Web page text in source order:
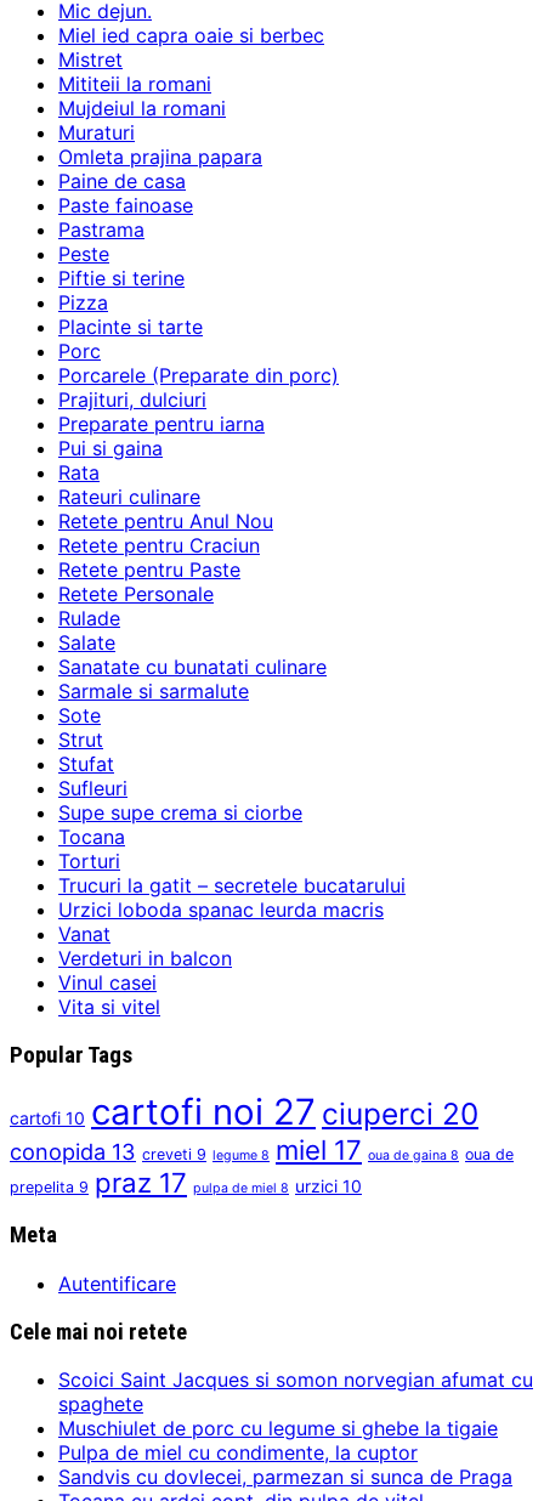
Mic dejun.
Miel ied capra oaie si berbec
Mistret
Mititeii la romani
Mujdeiul la romani
Muraturi
Omleta prajina papara
Paine de casa
Paste fainoase
Pastrama
Peste
Piftie si terine
Pizza
Placinte si tarte
Porc
Porcarele (Preparate din porc)
Prajituri, dulciuri
Preparate pentru iarna
Pui si gaina
Rata
Rateuri culinare
Retete pentru Anul Nou
Retete pentru Craciun
Retete pentru Paste
Retete Personale
Rulade
Salate
Sanatate cu bunatati culinare
Sarmale si sarmalute
Sote
Strut
Stufat
Sufleuri
Supe supe crema si ciorbe
Tocana
Torturi
Trucuri la gatit – secretele bucatarului
Urzici loboda spanac leurda macris
Vanat
Verdeturi in balcon
Vinul casei
Vita si vitel
Popular Tags
cartofi 10 cartofi noi 27 ciuperci 20
conopida 13 creveti 9 legume 8 miel 17 oua de gaina 8 oua de
prepelita 9 praz 17 pulpa de miel 8 urzici 10
Meta
Autentificare
Cele mai noi retete
Scoici Saint Jacques si somon norvegian afumat cu
spaghete
Muschiulet de porc cu legume si ghebe la tigaie
Pulpa de miel cu condimente, la cuptor
Sandvis cu dovlecei, parmezan si sunca de Praga